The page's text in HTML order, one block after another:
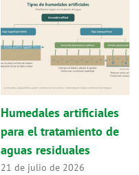
Humedales artificiales
para el tratamiento de
aguas residuales
21 de julio de 2026